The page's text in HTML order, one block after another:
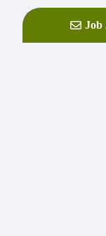
Job